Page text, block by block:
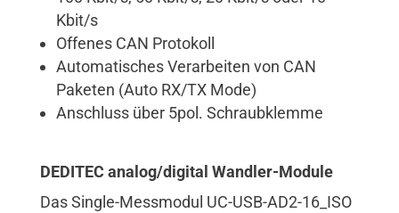
Kbit/s
Offenes CAN Protokoll
Automatisches Verarbeiten von CAN
Paketen (Auto RX/TX Mode)
Anschluss über 5pol. Schraubklemme
DEDITEC analog/digital Wandler-Module
Das Single-Messmodul UC-USB-AD2-16_ISO